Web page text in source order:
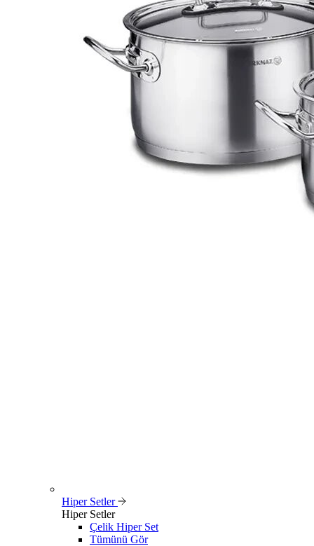
Hiper Setler
Hiper Setler
Çelik Hiper Set
Tümünü Gör